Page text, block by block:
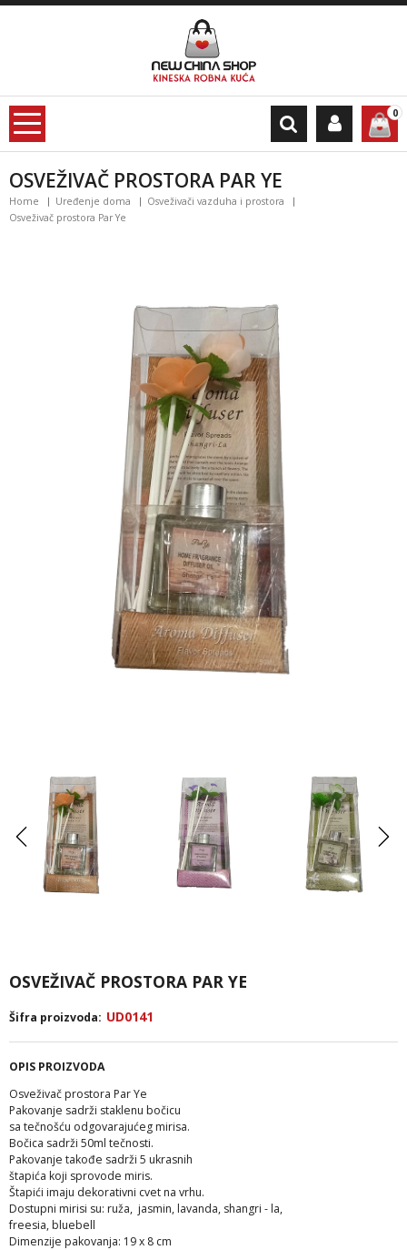
0
OSVEŽIVAČ PROSTORA PAR YE
Home Uređenje doma
Osveživači vazduha i prostora
Osveživač prostora Par Ye
OSVEŽIVAČ PROSTORA PAR YE
Šifra proizvoda: UD0141
OPIS PROIZVODA
Osveživač prostora Par Ye
Pakovanje sadrži staklenu bočicu
sa tečnošću odgovarajućeg mirisa.
Bočica sadrži 50ml tečnosti.
Pakovanje takođe sadrži 5 ukrasnih
štapića koji sprovode miris.
Štapići imaju dekorativni cvet na vrhu.
Dostupni mirisi su: ruža, jasmin, lavanda, shangri - la,
freesia, bluebell
Dimenzije pakovanja: 19 x 8 cm